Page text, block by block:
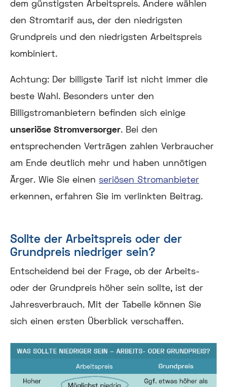
dem günstigsten Arbeitspreis. Andere wählen
den Stromtarif aus, der den niedrigsten
Grundpreis und den niedrigsten Arbeitspreis
kombiniert.
Achtung: Der billigste Tarif ist nicht immer die
beste Wahl. Besonders unter den
Billigstromanbietern befinden sich einige
unseriöse Stromversorger. Bei den
entsprechenden Verträgen zahlen Verbraucher
am Ende deutlich mehr und haben unnötigen
Ärger. Wie Sie einen seriösen Stromanbieter
erkennen, erfahren Sie im verlinkten Beitrag.
Sollte der Arbeitspreis oder der
Grundpreis niedriger sein?
Entscheidend bei der Frage, ob der Arbeits-
oder der Grundpreis höher sein sollte, ist der
Jahresverbrauch. Mit der Tabelle können Sie
sich einen ersten Überblick verschaffen.